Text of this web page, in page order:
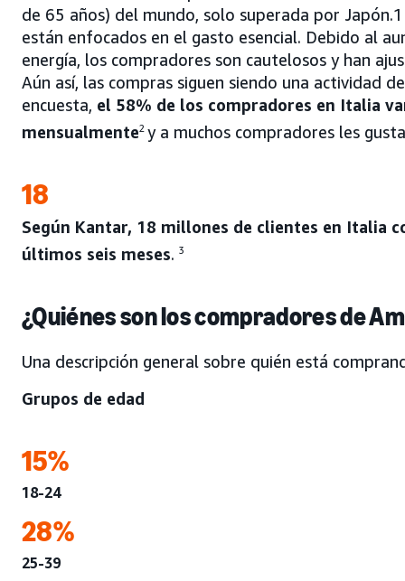
de 65 años) del mundo, solo superada por
están enfocados en el gasto esencial. Debido al
energía, los compradores son cautelosos y han
Aún así, las compras siguen siendo una actividad
encuesta, el 58% de los compradores en Italia
mensualmente2 y a muchos compradores les
18
Según Kantar, 18 millones de clientes en Italia
últimos seis meses. 3
¿Quiénes son los compradores de
Una descripción general sobre quién está
Grupos de edad
15%
18-24
28%
25-39